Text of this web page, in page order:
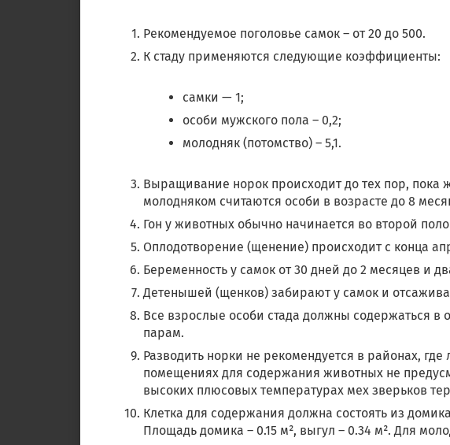
Рекомендуемое поголовье самок – от 20 до 500.
К стаду применяются следующие коэффициенты:
самки — 1;
особи мужского пола – 0,2;
молодняк (потомство) – 5,1.
Выращивание норок происходит до тех пор, пока
молодняком считаются особи в возрасте до 8
Гон у животных обычно начинается во второй
Оплодотворение (щенение) происходит с конца
Беременность у самок от 30 дней до 2 месяцев и
Детенышей (щенков) забирают у самок и
Все взрослые особи стада должны содержаться в
парам.
Разводить норки не рекомендуется в районах,
помещениях для содержания животных не
высоких плюсовых температурах мех зверьков
Клетка для содержания должна состоять из
Площадь домика – 0.15 м², выгул – 0.34 м². Для